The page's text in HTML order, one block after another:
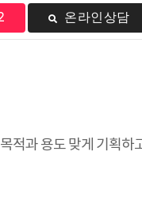
온라인상담
적과 용도 맞게 기획하